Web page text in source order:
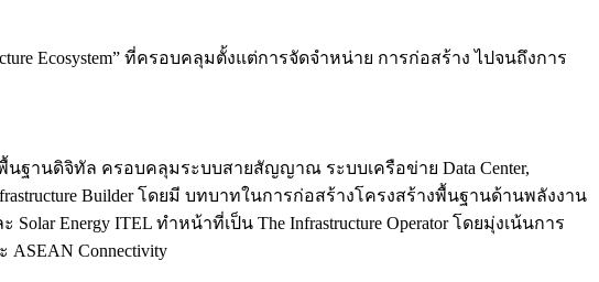
Ecosystem” ที่ครอบคลุมตั้งแต่การจัดจำหน่าย การก่อสร้าง ไปจนถึงการ
นฐานดิจิทัล ครอบคลุมระบบสายสัญญาณ ระบบเครือข่าย Data Center,
Infrastructure Builder โดยมี บทบาทในการก่อสร้างโครงสร้างพื้นฐานด้านพลังงาน
Energy ITEL ทำหน้าที่เป็น The Infrastructure Operator โดยมุ่งเน้นการ
ASEAN Connectivity